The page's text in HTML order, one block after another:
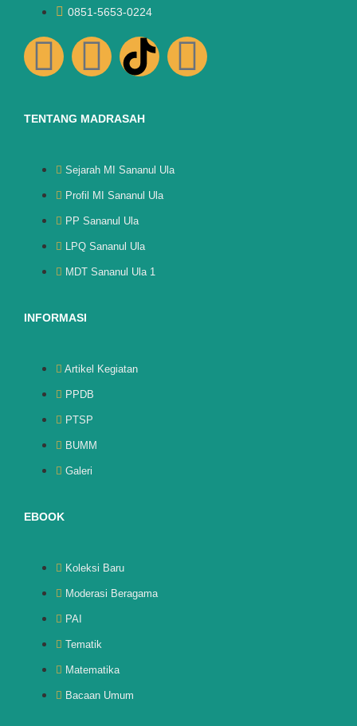
0851-5653-0224
TENTANG MADRASAH
Sejarah MI Sananul Ula
Profil MI Sananul Ula
PP Sananul Ula
LPQ Sananul Ula
MDT Sananul Ula 1
INFORMASI
Artikel Kegiatan
PPDB
PTSP
BUMM
Galeri
EBOOK
Koleksi Baru
Moderasi Beragama
PAI
Tematik
Matematika
Bacaan Umum